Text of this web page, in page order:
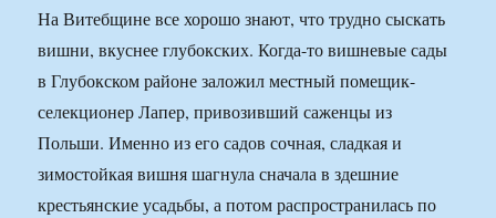
На Витебщине все хорошо знают, что трудно сыскать
вишни, вкуснее глубокских. Когда-то вишневые сады
в Глубокском районе заложил местный помещик-
селекционер Лапер, привозивший саженцы из
Польши. Именно из его садов сочная, сладкая и
зимостойкая вишня шагнула сначала в здешние
крестьянские усадьбы, а потом распространилась по